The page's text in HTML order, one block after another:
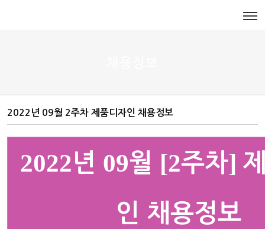
2022년 09월 2주차 제품디자인 채용정보
2022년 09월 [2주차]
인 채용정보